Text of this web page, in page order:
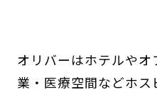
オリバーはホテルや
業・医療空間などホ